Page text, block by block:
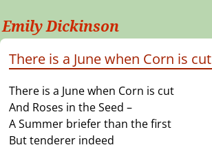
Emily Dickinson
There is a June when Corn is cut
There is a June when Corn is cut
And Roses in the Seed –
A Summer briefer than the first
But tenderer indeed